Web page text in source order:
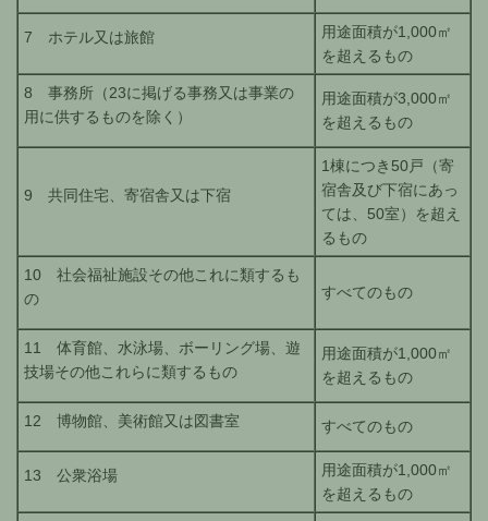
7 ホテル又は旅館
用途面積が1,000㎡
を超えるもの
8 事務所（23に掲げる事務又は事業の
用に供するものを除く）
用途面積が3,000㎡
を超えるもの
9 共同住宅、寄宿舎又は下宿
1棟につき50戸（寄
宿舎及び下宿にあっ
ては、50室）を超え
るもの
10 社会福祉施設その他これに類するも
の
すべてのもの
11 体育館、水泳場、ボーリング場、遊
技場その他これらに類するもの
用途面積が1,000㎡
を超えるもの
12 博物館、美術館又は図書室 すべてのもの
13 公衆浴場
用途面積が1,000㎡
を超えるもの